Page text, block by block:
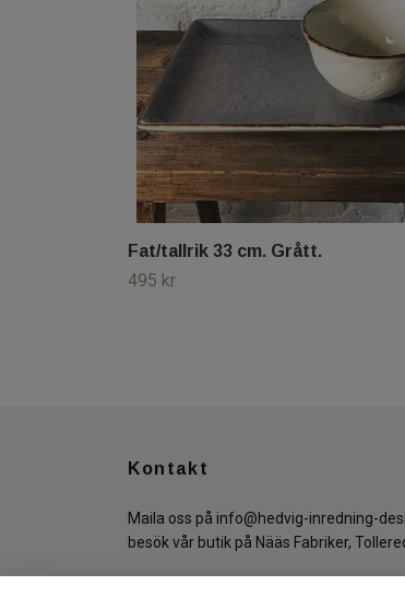
Fat/tallrik 33 cm. Grått.
495 kr
Kontakt
Maila oss på info@hedvig-inredning-
besök vår butik på Nääs Fabriker,